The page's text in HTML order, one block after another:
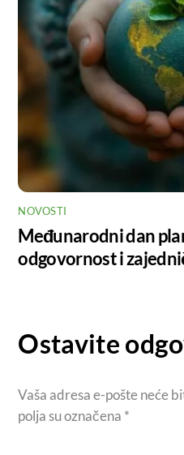
NOVOSTI
Međunarodni dan
odgovornost i
Ostavite
Vaša adresa e-pošte neće
polja su označena *